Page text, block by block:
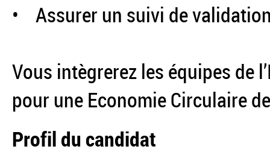
• Assurer un suivi de
Vous intègrerez les équipes de
pour une Economie Circulaire
Profil du candidat